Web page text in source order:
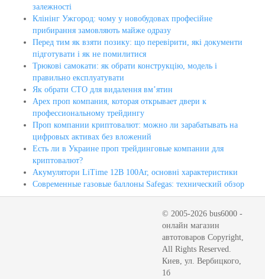
залежності
Клінінг Ужгород: чому у новобудовах професійне
прибирання замовляють майже одразу
Перед тим як взяти позику: що перевірити, які документи
підготувати і як не помилитися
Трюкові самокати: як обрати конструкцію, модель і
правильно експлуатувати
Як обрати СТО для видалення вм’ятин
Apex проп компания, которая открывает двери к
профессиональному трейдингу
Проп компании криптовалют: можно ли зарабатывать на
цифровых активах без вложений
Есть ли в Украине проп трейдинговые компании для
криптовалют?
Акумулятори LiTime 12В 100Аг, основні характеристики
Современные газовые баллоны Safegas: технический обзор
© 2005-2026 bus6000 -
онлайн магазин
автотоваров Copyright,
All Rights Reserved.
Киев, ул. Вербицкого,
1б